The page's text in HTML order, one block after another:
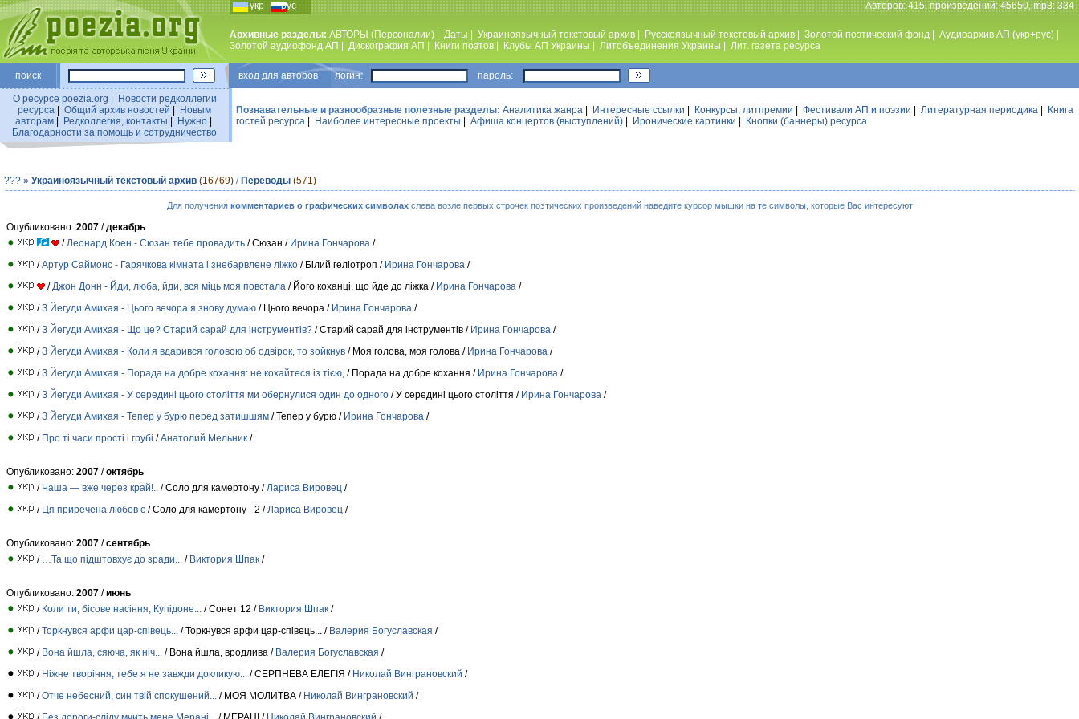
укр рус Авторов: 415, произведений: 45650, mp3: 334
Архивные разделы: АВТОРЫ (Персоналии) Даты Украиноязычный текстовый архив Русскоязычный текстовый архив Золотой поэтический фонд Аудиоархив АП (укр+рус)
Золотой аудиофонд АП
Дискография АП Книги поэтов Клубы АП Украины Литобъединения Украины Лит. газета ресурса
поиск вход для авторов логин: пароль:
О ресурсе poezia.org
Новости редколлегии
ресурса
Общий архив новостей
Новым
авторам| Редколлегия, контакты Нужно|
Благодарности за помощь и сотрудничество
Познавательные и разнообразные полезные разделы: Аналитика жанра Интересные ссылки Конкурсы, литпремии Фестивали АП и поэзии Литературная периодика
Книга
гостей ресурса
Наиболее интересные проекты Афиша концертов (выступлений) Иронические картинки Кнопки (баннеры) ресурса
??? » Украиноязычный текстовый архив (16769) / Переводы (571)
Для получения комментариев о графических символахслева возле первых строчек поэтических произведений наведите курсор мышки на те символы, которые Вас интересуют
Опубликовано: 2007 /декабрь
/ Леонард Коен - Сюзан тебе провадить / Сюзан / Ирина Гончарова /
/Артур Саймонс - Гарячкова кімната і знебарвлене ліжко / Бiлий гелiотроп / Ирина Гончарова /
/ Джон Донн - Йди, люба, йди, вся міць моя повстала / Його коханцi, що йде до лiжка / Ирина Гончарова /
/З Йегуди Амихая - Цього вечора я знову думаю / Цього вечора / Ирина Гончарова /
/З Йегуди Амихая - Що це? Старий сарай для інструментів? / Старий сарай для iнструментiв / Ирина Гончарова /
/З Йегуди Амихая - Коли я вдарився головою об одвірок, то зойкнув / Моя голова, моя голова / Ирина Гончарова /
/З Йегуди Амихая - Порада на добре кохання: не кохайтеся із тією, / Порада на добре кохання / Ирина Гончарова /
/З Йегуди Амихая - У середині цього століття ми обернулися один до одного / У серединi цього столiття / Ирина Гончарова /
/З Йегуди Амихая - Тепер у бурю перед затишшям / Тепер у бурю / Ирина Гончарова /
/ Про ті часи прості і грубі /Анатолий Мельник /
Опубликовано: 2007 /октябрь
/ Чаша — вже через край!.. / Соло для камертону / Лариса Вировец /
/ Ця приречена любов є / Соло для камертону - 2 / Лариса Вировец /
Опубликовано: 2007 /сентябрь
/
…Та що підштовхує до зради... / Виктория Шпак /
Опубликовано: 2007 /июнь
/ Коли ти, бісове насіння, Купідоне... / Сонет 12 / Виктория Шпак /
/Торкнувся арфи цар-співець... / Торкнувся арфи цар-співець... / Валерия Богуславская /
/ Вона йшла, сяюча, як ніч... / Вона йшла, вродлива / Валерия Богуславская /
/ Ніжне творіння, тебе я не завжди докликую... / СЕРПНЕВА ЕЛЕГІЯ / Николай Винграновский /
/Отче небесний, син твій спокушений... / МОЯ МОЛИТВА / Николай Винграновский /